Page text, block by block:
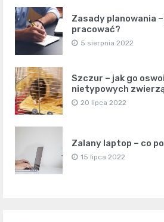
Zasady planowania
pracować?
5 sierpnia 2022
Szczur – jak go
nietypowych
20 lipca 2022
Zalany laptop – co
15 lipca 2022